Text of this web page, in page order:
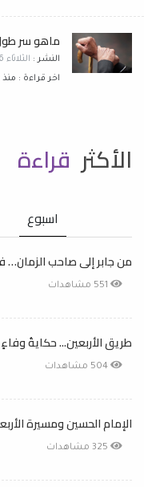
ماهو سر
النشر : الثلاثاء 06 تموز 2021
اخر قراءة : منذ 5 دقائق
الأكثر قراءة
اسبوع
من جابر إلى صاحب
طريق الأربعين... حكايةُ
الإمام الحسين ومسيرة